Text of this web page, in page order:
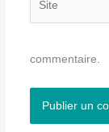
commentaire.